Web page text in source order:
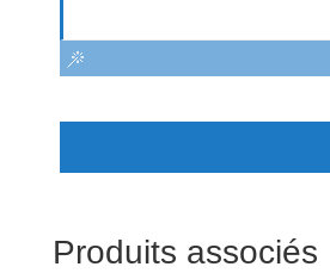
Produits associés